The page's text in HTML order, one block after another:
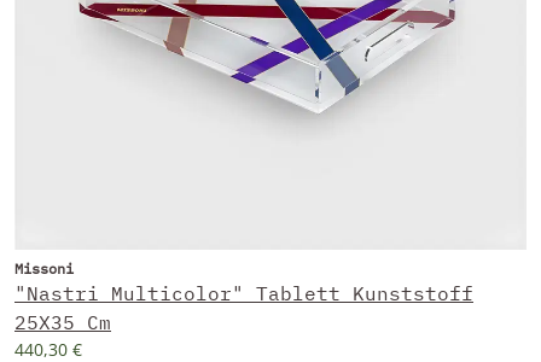
Missoni
"Nastri Multicolor" Tablett Kunststoff
25X35 Cm
440,30 €